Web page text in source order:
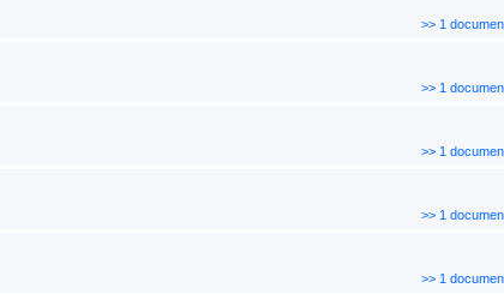
>> 1
>> 1
>> 1
>> 1
>> 1